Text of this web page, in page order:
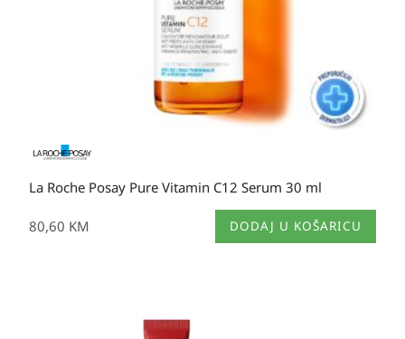
La Roche Posay Pure Vitamin C12 Serum 30 ml
80,60 KM DODAJ U KOŠARICU